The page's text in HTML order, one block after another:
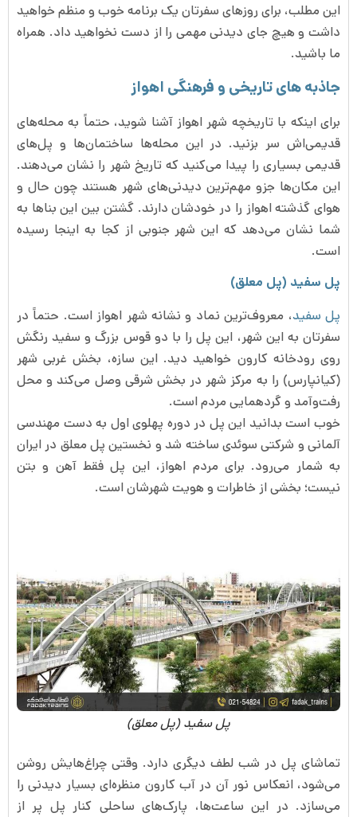
این مطلب، برای روزهای سفرتان یک برنامه خوب و منظم خواهید
داشت و هیچ جای دیدنی مهمی را از دست نخواهید داد. همراه
ما باشید.
جاذبه های تاریخی و فرهنگی اهواز
برای اینکه با تاریخچه شهر اهواز آشنا شوید، حتماً به محله‌های
قدیمی‌اش سر بزنید. در این محله‌ها ساختمان‌ها و پل‌های
قدیمی بسیاری را پیدا می‌کنید که تاریخ شهر را نشان می‌دهند.
این مکان‌ها جزو مهم‌ترین دیدنی‌های شهر هستند چون حال و
هوای گذشته اهواز را در خودشان دارند. گشتن بین این بناها به
شما نشان می‌دهد که این شهر جنوبی از کجا به اینجا رسیده
است.
پل سفید (پل معلق)
پل سفید، معروف‌ترین نماد و نشانه شهر اهواز است. حتماً در
سفرتان به این شهر، این پل را با دو قوس بزرگ و سفید رنگش
روی رودخانه کارون خواهید دید. این سازه، بخش غربی شهر
(کیانپارس) را به مرکز شهر در بخش شرقی وصل می‌کند و محل
رفت‌وآمد و گردهمایی مردم است.
خوب است بدانید این پل در دوره پهلوی اول به دست مهندسی
آلمانی و شرکتی سوئدی ساخته شد و نخستین پل معلق در ایران
به شمار می‌رود. برای مردم اهواز، این پل فقط آهن و بتن
نیست؛ بخشی از خاطرات و هویت شهرشان است.
پل سفید (پل معلق)
تماشای پل در شب لطف دیگری دارد. وقتی چراغ‌هایش روشن
می‌شود، انعکاس نور آن در آب کارون منظره‌ای بسیار دیدنی را
می‌سازد. در این ساعت‌ها، پارک‌های ساحلی کنار پل پر از